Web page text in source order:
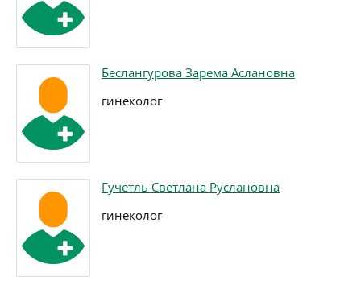
Беслангурова Зарема Аслановна
гинеколог
Гучетль Светлана Руслановна
гинеколог